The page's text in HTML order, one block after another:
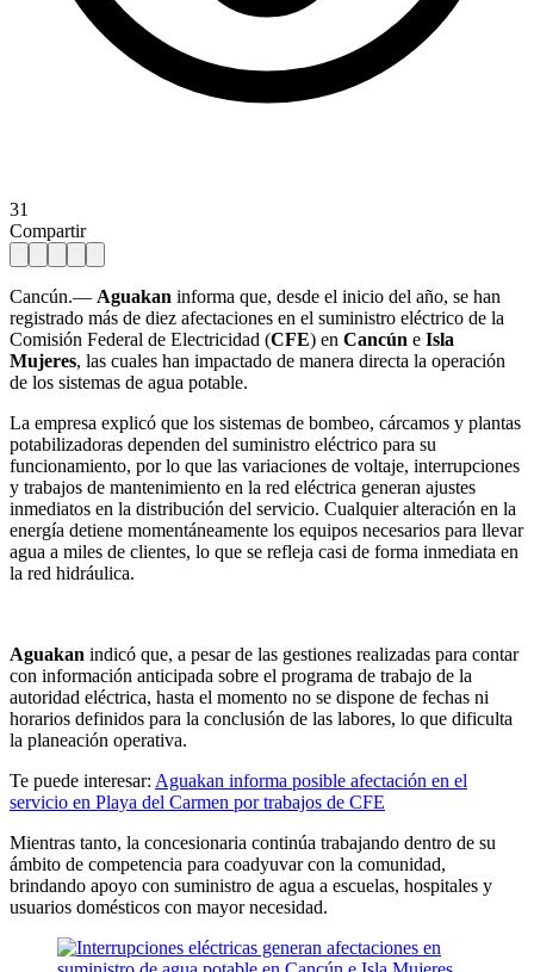
31
Compartir
Cancún.— Aguakan informa que, desde el inicio del año, se han
registrado más de diez afectaciones en el suministro eléctrico de la
Comisión Federal de Electricidad (CFE) en Cancún e Isla
Mujeres, las cuales han impactado de manera directa la operación
de los sistemas de agua potable.
La empresa explicó que los sistemas de bombeo, cárcamos y plantas
potabilizadoras dependen del suministro eléctrico para su
funcionamiento, por lo que las variaciones de voltaje, interrupciones
y trabajos de mantenimiento en la red eléctrica generan ajustes
inmediatos en la distribución del servicio. Cualquier alteración en la
energía detiene momentáneamente los equipos necesarios para llevar
agua a miles de clientes, lo que se refleja casi de forma inmediata en
la red hidráulica.
Aguakan indicó que, a pesar de las gestiones realizadas para contar
con información anticipada sobre el programa de trabajo de la
autoridad eléctrica, hasta el momento no se dispone de fechas ni
horarios definidos para la conclusión de las labores, lo que dificulta
la planeación operativa.
Te puede interesar: Aguakan informa posible afectación en el
servicio en Playa del Carmen por trabajos de CFE
Mientras tanto, la concesionaria continúa trabajando dentro de su
ámbito de competencia para coadyuvar con la comunidad,
brindando apoyo con suministro de agua a escuelas, hospitales y
usuarios domésticos con mayor necesidad.